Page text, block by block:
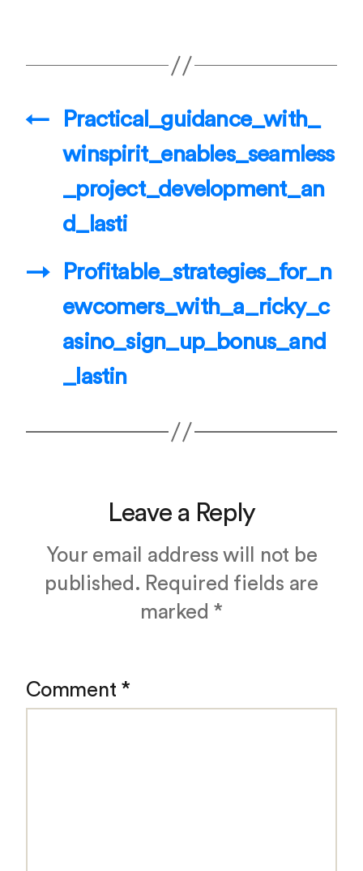
←
Practical_guidance_with_
winspirit_enables_seamless
_project_development_an
d_lasti
→
Profitable_strategies_for_n
ewcomers_with_a_ricky_c
asino_sign_up_bonus_and
_lastin
Leave a Reply
Your email address will not be
published. Required fields are
marked *
Comment *